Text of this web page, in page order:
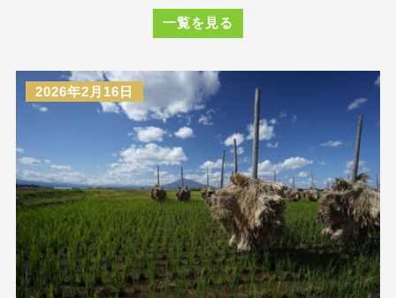
一覧を見る
2026年2月16日